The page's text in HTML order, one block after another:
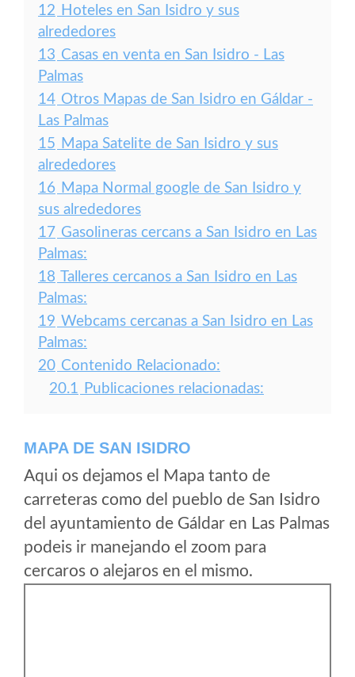
12 Hoteles en San Isidro y sus
alrededores
13 Casas en venta en San Isidro - Las
Palmas
14 Otros Mapas de San Isidro en Gáldar -
Las Palmas
15 Mapa Satelite de San Isidro y sus
alrededores
16 Mapa Normal google de San Isidro y
sus alrededores
17 Gasolineras cercans a San Isidro en Las
Palmas:
18 Talleres cercanos a San Isidro en Las
Palmas:
19 Webcams cercanas a San Isidro en Las
Palmas:
20 Contenido Relacionado:
20.1 Publicaciones relacionadas:
MAPA DE SAN ISIDRO
Aqui os dejamos el Mapa tanto de
carreteras como del pueblo de San Isidro
del ayuntamiento de Gáldar en Las Palmas
podeis ir manejando el zoom para
cercaros o alejaros en el mismo.